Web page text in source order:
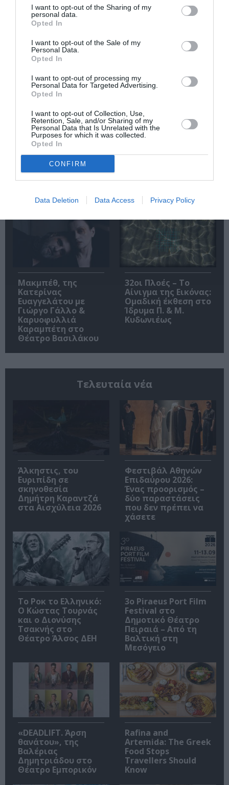
I want to opt-out of the Sharing of my
personal data.
Opted In
I want to opt-out of the Sale of my
Personal Data.
Opted In
I want to opt-out of processing my
Personal Data for Targeted Advertising.
Opted In
I want to opt-out of Collection, Use,
Retention, Sale, and/or Sharing of my
Personal Data that Is Unrelated with the
Purposes for which it was collected.
Opted In
CONFIRM
Data Deletion Data Access Privacy Policy
Δημοφιλή Άρθρα
O «Οιδίποδας» του
Ρόμπερτ Άικ ξανά
στη Στέγη – Με τους
Νίκο Κουρή & Μαρία
Κεχαγιόγλου
Αυτοκράτειρα του
Θεόδωρου Στάθη
Ολύμπια
Μακμπέθ, της
Κατερίνας
Ευαγγελάτου με
Γιώργο Γάλλο &
Καρυοφυλλιά
Καραμπέτη στο
Θέατρο Βασιλάκου
32οι Πλοές – Το
Αίνιγμα της Εικόνας:
Ομαδική έκθεση στο
Ίδρυμα Π. & Μ.
Κυδωνιέως
Τελευταία νέα
Άλκηστις, του
Ευριπίδη σε
σκηνοθεσία
Δημήτρη Καραντζά
στα Αισχύλεια 2026
Φεστιβάλ Αθηνών
Επιδαύρου 2026:
Ένας προορισμός –
δύο παραστάσεις
που δεν πρέπει να
χάσετε
Το Ροκ το Ελληνικό:
Ο Κώστας Τουρνάς
και ο Διονύσης
Τσακνής στο
Θέατρο Άλσος ΔΕΗ
3o Piraeus Port Film
Festival στο
Δημοτικό Θέατρο
Πειραιά – Από τη
Βαλτική στη
Μεσόγειο
«DEADLIFT. Άρση
θανάτου», της
Βαλέριας
Δημητριάδου στο
Θέατρο Εμπορικόν
Rafina and
Artemida: The Greek
Food Stops
Travellers Should
Know